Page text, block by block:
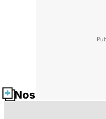
Nos fiches santé